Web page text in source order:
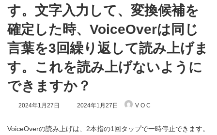
す。文字入力して、変換候補を
確定した時、VoiceOverは同じ
言葉を3回繰り返して読み上げま
す。これを読み上げないように
できますか？
2024年1月27日
最
新
2024年1月27日 V O C
VoiceOverの読み上げは、2本指の1回タップで一時停止できます。